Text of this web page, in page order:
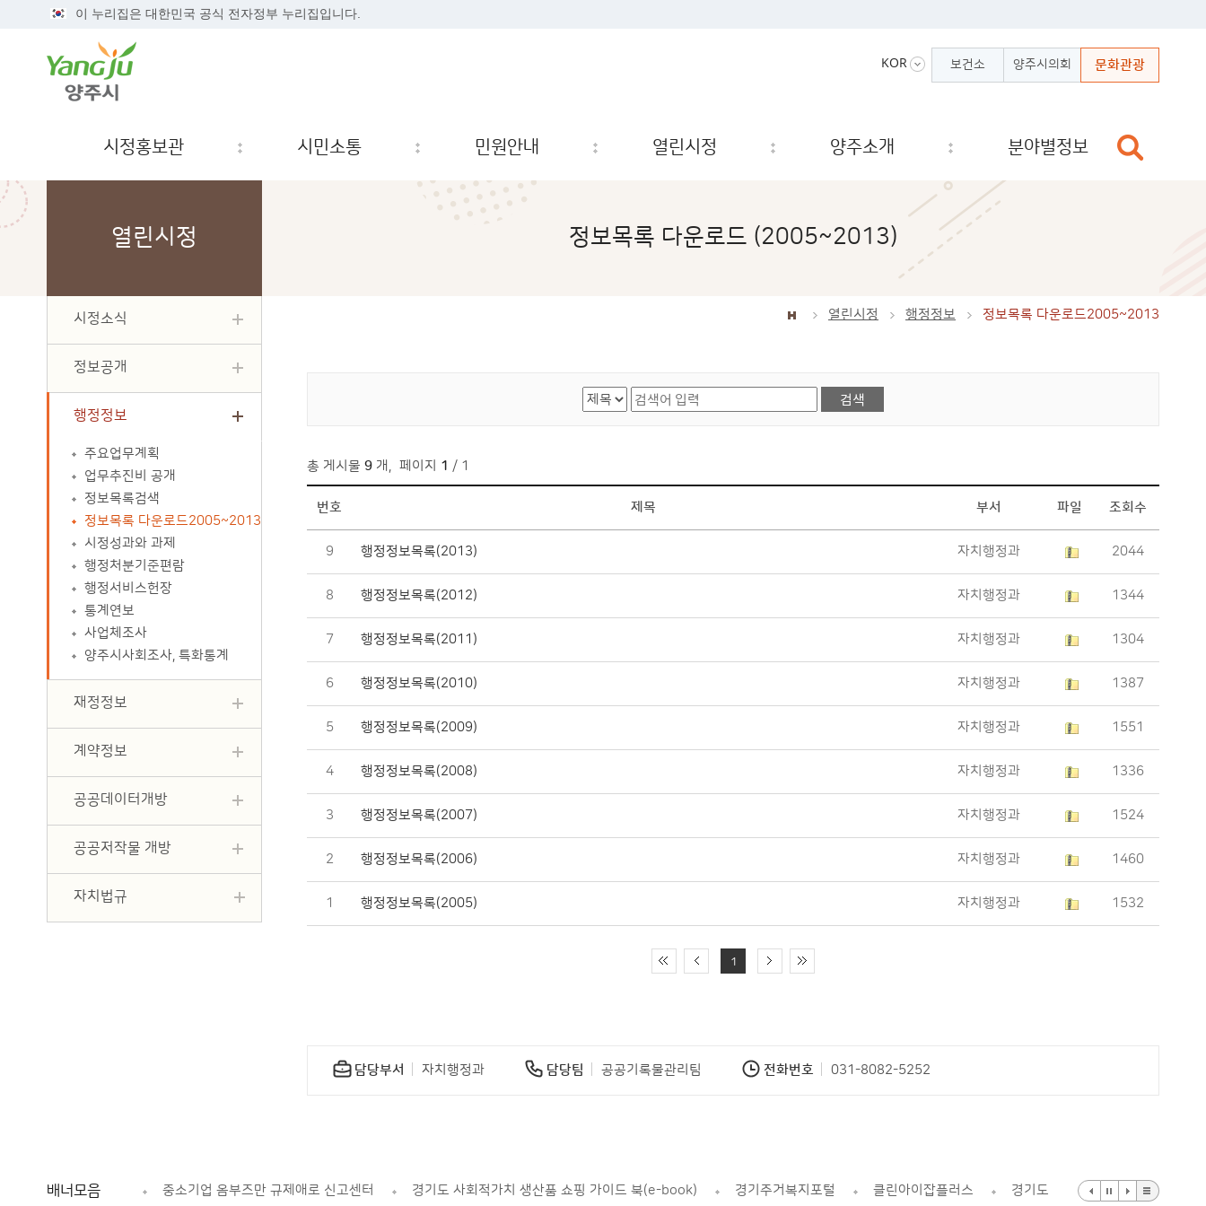
이 누리집은 대한민국 공식 전자정부 누리집입니다.
KOR 보건소 양주시의회 문화관광
시정홍보관 시민소통 민원안내 열린시정 양주소개 분야별정보
열린시정 정보목록 다운로드 (2005~2013)
열린시정 행정정보 정보목록 다운로드2005~2013
시정소식
정보공개
행정정보
주요업무계획
업무추진비 공개
정보목록검색
정보목록 다운로드2005~2013
시정성과와 과제
행정처분기준편람
행정서비스헌장
통계연보
사업체조사
양주시사회조사, 특화통계
재정정보
계약정보
공공데이터개방
공공저작물 개방
자치법규
총 게시물 9 개 , 페이지 1 / 1
열린시정>행정정보>정보목록 다운로드(2005~2013) 목록 - 번호, 제목, 부서, 파일, 조회수정보 제공
번호 제목 부서 파일 조회수
9 행정정보목록(2013) 자치행정과 2044
8 행정정보목록(2012) 자치행정과 1344
7 행정정보목록(2011) 자치행정과 1304
6 행정정보목록(2010) 자치행정과 1387
5 행정정보목록(2009) 자치행정과 1551
4 행정정보목록(2008) 자치행정과 1336
3 행정정보목록(2007) 자치행정과 1524
2 행정정보목록(2006) 자치행정과 1460
1 행정정보목록(2005) 자치행정과 1532
1
담당부서 자치행정과 담당팀 공공기록물관리팀 전화번호 031-8082-5252
배너모음
규제신문고 중소기업 옴부즈만 규제애로 신고센터 경기도 사회적가치 생산품 쇼핑 가이드 북(e-book) 경기주거복지포털 클린아이잡플러스 경기도 어린이집 관리시스템